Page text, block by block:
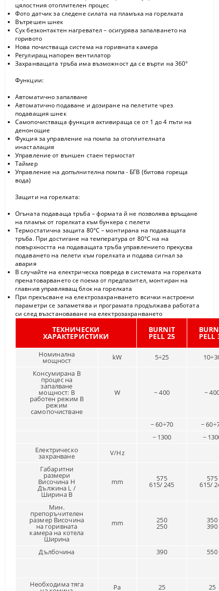
цялостния отоплителен процес
Фото датчик за следене силата на пламъка на горелката
Вътрешен шнек
Сух безконтактен нагревател – осигурява запалването на
горивото
Нова почистваща система на горивната камера
Регулиращ напорен вентилатор
Захранващата тръба има възможност да се върти на 360°
Функции:
Автоматично запалване
Автоматично подаване и дозиране на пелетите чрез
подаващия шнек
Самопочистваща функция активираща се от 1 до 4 пъти на
денонощие
Фукция за управление на помпа за отоплителната
инасталация
Управление от външен стаен термостат
Таймер
Управление на допълнителна помпа - БГВ (битова гореща
вода)
Защити на горелката:
Огъната подаваща тръба – формата й не позволява връщане
на пламък от горелката към бункера с пелети
Термостатична защита 80°С – монтирана на подаващата
тръба. При достигане на температура от 80°С на на
повърхността на подаващата тръба управлението прекусва
подаването на пелети към горелката и подава сигнал за
авария
В случайте на електрическа повреда в системата на горелката
пренатоварването се поема от предпазител, монтиран на
главнив управляващ блок на горелката
При прекъсване на електрозахранването всички настроени
параметри се запаметява и програмата продължава работата
си след възстановаване на електрозахранването
ТЕХНИЧЕСКИ
ХАРАКТЕРИСТИКИ
BURNIT
PELL 25 PELL
Номинална
мощност kW 5÷25
Консумирана В
процес на
запалване
мощност: В
работен режим В
режим
самопочистване
W ~ 400 ~
~ 60÷70
~
~ 1300
~
Електрическо
захранване
V/Hz
Габаритни
размери
Височина H
Дължина L /
Ширина B
mm 575
615/ 245
575
615/
Мин.
препоръчителен
размер Височина
на горивната
камера на котела
Ширина
mm 250
250
350
390
Дълбочина 390 550
Необходима тяга Pa 25
25